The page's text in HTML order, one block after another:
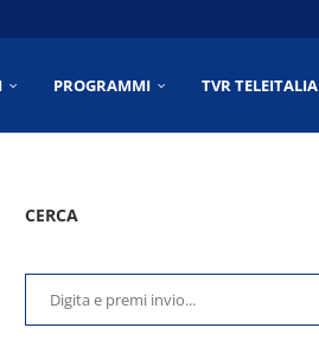
PROGRAMMI TVR TELEITALIA
CERCA